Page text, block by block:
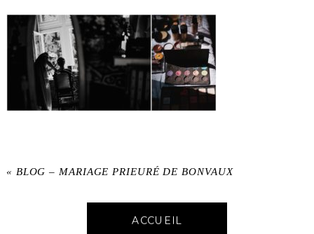
« BLOG – MARIAGE PRIEURÉ DE BONVAUX
ACCUEIL